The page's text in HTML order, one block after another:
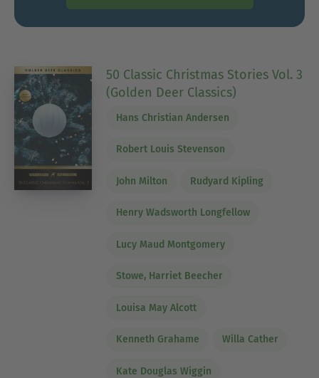
50 Classic Christmas Stories Vol. 3
(Golden Deer Classics)
Hans Christian Andersen
Robert Louis Stevenson
John Milton Rudyard Kipling
Henry Wadsworth Longfellow
Lucy Maud Montgomery
Stowe, Harriet Beecher
Louisa May Alcott
Kenneth Grahame Willa Cather
Kate Douglas Wiggin